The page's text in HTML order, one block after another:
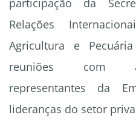
participação da
Relações
Agricultura e
reuniões com
representantes da
lideranças do setor